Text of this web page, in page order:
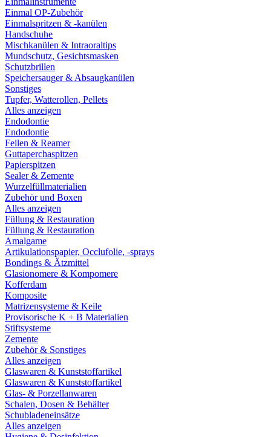
Einmal OP-Zubehör
Einmalspritzen & -kanülen
Handschuhe
Mischkanülen & Intraoraltips
Mundschutz, Gesichtsmasken
Schutzbrillen
Speichersauger & Absaugkanülen
Sonstiges
Tupfer, Watterollen, Pellets
Alles anzeigen
Endodontie
Endodontie
Feilen & Reamer
Guttaperchaspitzen
Papierspitzen
Sealer & Zemente
Wurzelfüllmaterialien
Zubehör und Boxen
Alles anzeigen
Füllung & Restauration
Füllung & Restauration
Amalgame
Artikulationspapier, Occlufolie, -sprays
Bondings & Ätzmittel
Glasionomere & Kompomere
Kofferdam
Komposite
Matrizensysteme & Keile
Provisorische K + B Materialien
Stiftsysteme
Zemente
Zubehör & Sonstiges
Alles anzeigen
Glaswaren & Kunststoffartikel
Glaswaren & Kunststoffartikel
Glas- & Porzellanwaren
Schalen, Dosen & Behälter
Schubladeneinsätze
Alles anzeigen